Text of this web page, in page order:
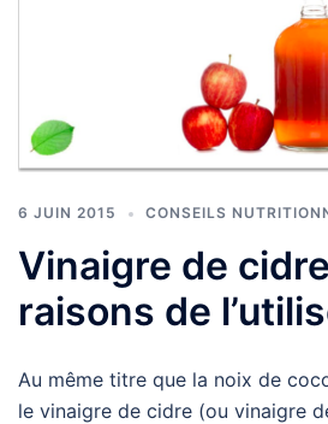
6 JUIN 2015 CONSEILS
Vinaigre de
raisons de
Au même titre que la noix de
le vinaigre de cidre (ou vinaigre